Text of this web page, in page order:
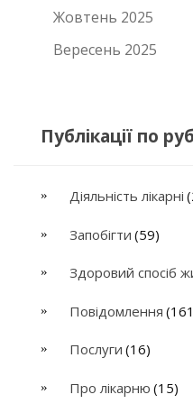
Жовтень 2025
Вересень 2025
Публікації по
Діяльність лікарні
Запобігти (59)
Здоровий спосіб
Повідомлення
Послуги (16)
Про лікарню (15)